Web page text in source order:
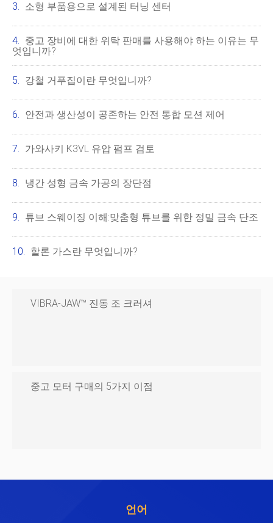
소형 부품용으로 설계된 터닝 센터
중고 장비에 대한 위탁 판매를 사용해야 하는 이유는 무
엇입니까?
강철 거푸집이란 무엇입니까?
안전과 생산성이 공존하는 안전 통합 모션 제어
가와사키 K3VL 유압 펌프 검토
냉간 성형 금속 가공의 장단점
튜브 스웨이징 이해:맞춤형 튜브를 위한 정밀 금속 단조
할론 가스란 무엇입니까?
VIBRA-JAW™ 진동 조 크러셔
중고 모터 구매의 5가지 이점
언어